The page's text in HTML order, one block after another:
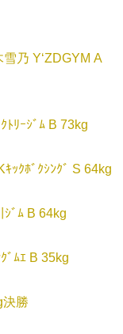
雪乃 Y‘ZDGYM A
ﾄﾘｰｼﾞﾑ B 73kg
ｯｸﾎﾞｸｼﾝｸﾞ S 64kg
ﾞﾑ B 64kg
ﾞﾑｴ B 35kg
決勝